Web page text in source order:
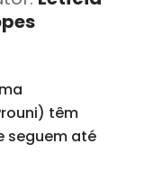
têm
seguem até